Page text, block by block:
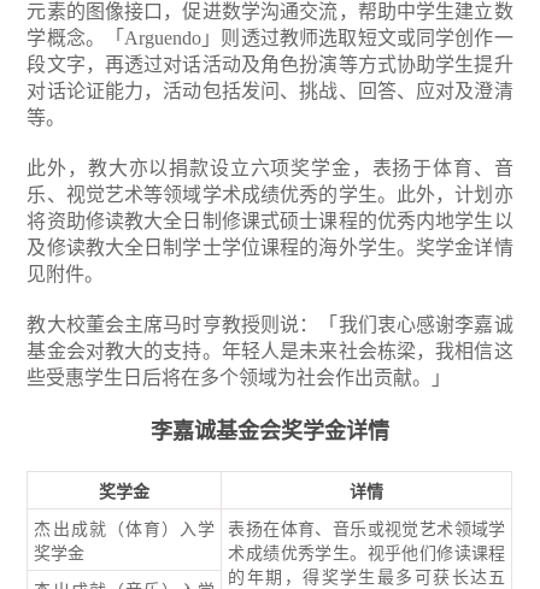
元素的图像接口，促进数学沟通交流，帮助中学生建立数
学概念。「Arguendo」则透过教师选取短文或同学创作一
段文字，再透过对话活动及角色扮演等方式协助学生提升
对话论证能力，活动包括发问、挑战、回答、应对及澄清
等。
此外，教大亦以捐款设立六项奖学金，表扬于体育、音
乐、视觉艺术等领域学术成绩优秀的学生。此外，计划亦
将资助修读教大全日制修课式硕士课程的优秀内地学生以
及修读教大全日制学士学位课程的海外学生。奖学金详情
见附件。
教大校董会主席马时亨教授则说：「我们衷心感谢李嘉诚
基金会对教大的支持。年轻人是未来社会栋梁，我相信这
些受惠学生日后将在多个领域为社会作出贡献。」
李嘉诚基金会奖学金详情
奖学金 详情
杰出成就（体育）入学
奖学金
表扬在体育、音乐或视觉艺术领域学
术成绩优秀学生。视乎他们修读课程
的年期，得奖学生最多可获长达五